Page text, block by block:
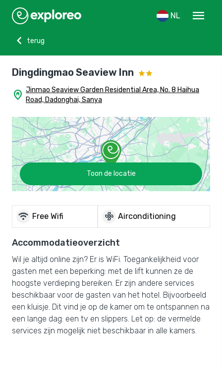
NL
menu
chevron_left
terug
Dingdingmao Seaview Inn
home_pin Jinmao Seaview Garden Residential Area, No. 8 Haihua
Road, Dadonghai, Sanya
Toon de locatie
wifi Free Wifi mode_fan Airconditioning
Accommodatieoverzicht
Wil je altijd online zijn? Er is WiFi. Toegankelijkheid voor
gasten met een beperking: met de lift kunnen ze de
hoogste verdieping bereiken. Er zijn andere services
beschikbaar voor de gasten van het hotel. Bijvoorbeeld
een kluisje. Dit vind je op de kamer om te ontspannen na
een lange dag: een tv en slippers. Let op: de vermelde
services zijn mogelijk niet beschikbaar in alle kamers.